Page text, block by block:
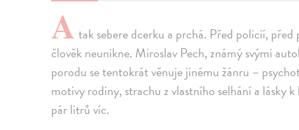
A tak sebere dcerku a prchá. Před policií,
člověk neunikne. Miroslav Pech, známý svými
porodu se tentokrát věnuje jinému žánru –
motivy rodiny, strachu z vlastního selhání a lásky
pár litrů víc.